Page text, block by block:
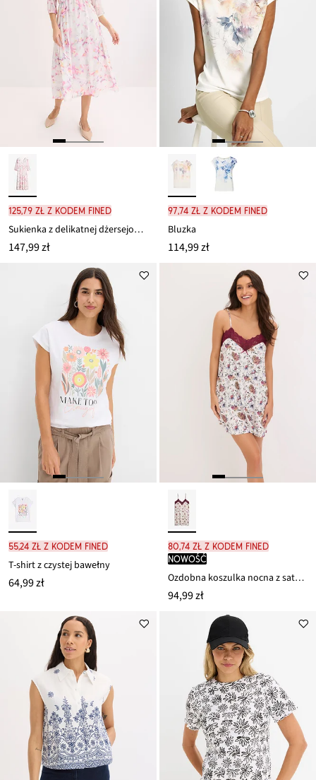
125,79 zł z kodem FINED
Sukienka z delikatnej dżersejowej siateczki
147,99 zł
97,74 zł z kodem FINED
Bluzka
114,99 zł
55,24 zł z kodem FINED
T-shirt z czystej bawełny
64,99 zł
80,74 zł z kodem FINED
nowość
Ozdobna koszulka nocna z satyny
94,99 zł